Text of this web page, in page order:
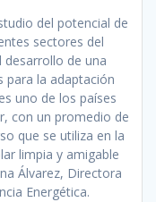
del potencial de
sectores del
desarrollo de una
para la adaptación
uno de los países
con un promedio de
que se utiliza en la
limpia y amigable
Álvarez, Directora
Energética.